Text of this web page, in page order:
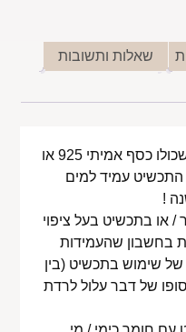
שאלות ותשובות
במידה ומדובר בתכשיט שכולו כסף אמיתי 925 או
התכשיט עמיד למים
!
/ או בתכשיט בעל ציפוי
בחשבון שהעמידות
של שימוש בתכשיט (בין
של דבר עלול לרדת